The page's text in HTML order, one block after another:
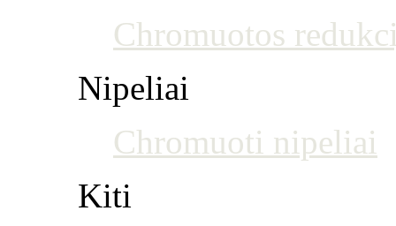
Chromuotos
Nipeliai
Chromuoti nipeliai
Kiti